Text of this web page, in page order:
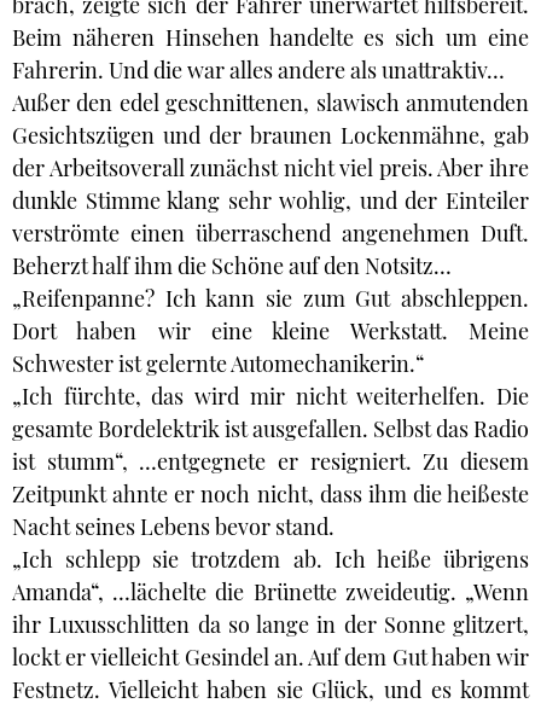
Beim näheren Hinsehen handelte es sich um eine
Fahrerin. Und die war alles andere als unattraktiv…
Außer den edel geschnittenen, slawisch anmutenden
Gesichtszügen und der braunen Lockenmähne, gab
der Arbeitsoverall zunächst nicht viel preis. Aber ihre
dunkle Stimme klang sehr wohlig, und der Einteiler
verströmte einen überraschend angenehmen Duft.
Beherzt half ihm die Schöne auf den Notsitz…
„Reifenpanne? Ich kann sie zum Gut abschleppen.
Dort haben wir eine kleine Werkstatt. Meine
Schwester ist gelernte Automechanikerin.“
„Ich fürchte, das wird mir nicht weiterhelfen. Die
gesamte Bordelektrik ist ausgefallen. Selbst das Radio
ist stumm“, …entgegnete er resigniert. Zu diesem
Zeitpunkt ahnte er noch nicht, dass ihm die heißeste
Nacht seines Lebens bevor stand.
„Ich schlepp sie trotzdem ab. Ich heiße übrigens
Amanda“, …lächelte die Brünette zweideutig. „Wenn
ihr Luxusschlitten da so lange in der Sonne glitzert,
lockt er vielleicht Gesindel an. Auf dem Gut haben wir
Festnetz. Vielleicht haben sie Glück, und es kommt